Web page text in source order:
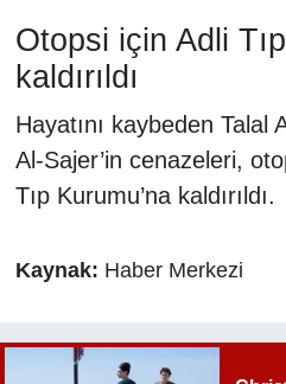
Otopsi için Adli
kaldırıldı
Hayatını kaybeden Talal
Al-Sajer’in cenazeleri,
Tıp Kurumu’na kaldırıldı.
Kaynak: Haber Merkezi